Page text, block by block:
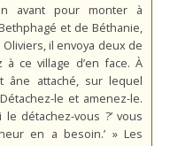
avant pour monter à
et de Béthanie,
il envoya deux de
ce village d’en face. À
âne attaché, sur lequel
le et amenez-le.
le détachez-vous ?’ vous
en a besoin.’ » Les